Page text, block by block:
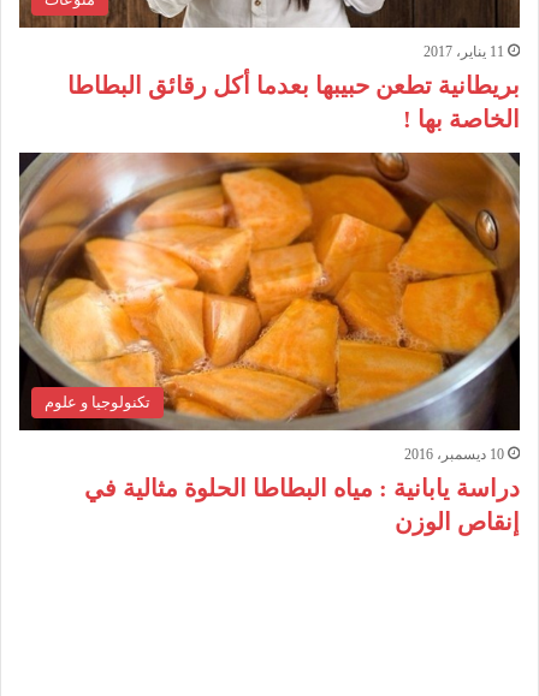
11 يناير، 2017
بريطانية تطعن حبيبها بعدما أكل رقائق البطاطا
الخاصة بها !
تكنولوجيا و علوم
10 ديسمبر، 2016
دراسة يابانية : مياه البطاطا الحلوة مثالية في
إنقاص الوزن